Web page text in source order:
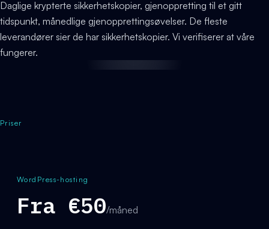
Daglige krypterte sikkerhetskopier, gjenoppretting til et gitt
tidspunkt, månedlige gjenopprettingsøvelser. De fleste
leverandører sier de har sikkerhetskopier. Vi verifiserer at våre
fungerer.
Priser
WordPress-hosting
Fra €50/måned